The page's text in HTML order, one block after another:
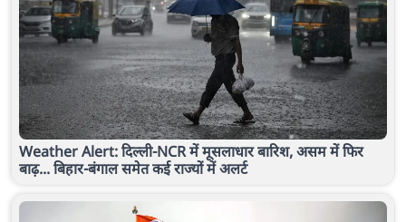
Weather Alert: दिल्ली-NCR में मूसलाधार बारिश, असम में फिर
बाढ़... बिहार-बंगाल समेत कई राज्यों में अलर्ट